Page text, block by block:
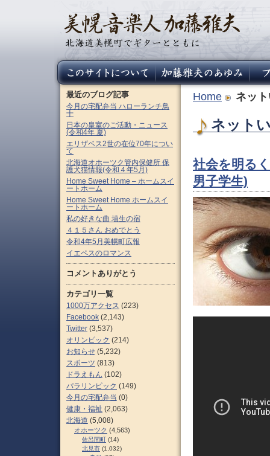
Home ネッ
ネット
社会を明る
男子学生)
最近のブログ記事
今月の宅配弁当 ハローランチ鳥
十
日本の皇室のご活動・ニュース
(令和4年 夏)
エリザベス2世の在位70年につい
て
北海道オホーツク管内保健所 保
護犬猫情報(令和４年5月)
Home Sweet Home – ホームスイ
ートホーム
Home Sweet Home ホームスイ
ートホーム
私の好きな曲 埴生の宿
４１５さん おめでとう
令和4年5月美幌町広報
イエペスのロマンス
コメントありがとう
カテゴリ一覧
1000万アクセス (223)
Facebook (2,143)
Twitter (3,537)
オリンピック (214)
お知らせ (5,232)
スポーツ (813)
ドラえもん (102)
パラリンピック (149)
今月の宅配弁当 (0)
健康・福祉 (2,063)
北海道 (5,008)
オホーツク (4,563)
佐呂間町 (14)
北見市 (1,032)